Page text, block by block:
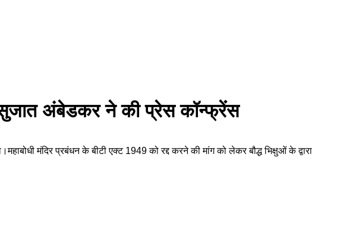
सुजात अंबेडकर ने की प्रेस कॉन्फ्रेंस
मंदिर प्रबंधन के बीटी एक्ट 1949 को रद्द करने की मांग को लेकर बौद्ध भिक्षुओं के द्वारा